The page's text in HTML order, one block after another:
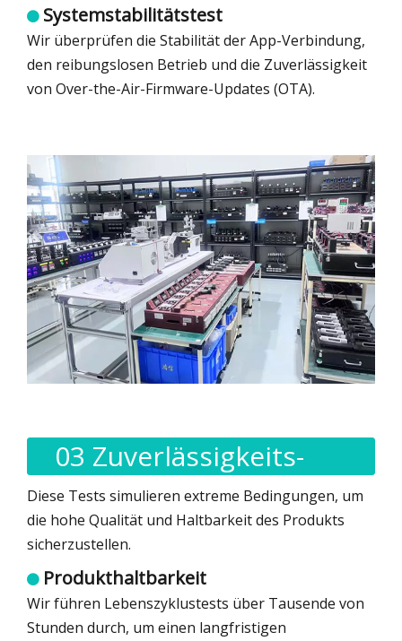
 Systemstabilitätstest
Wir überprüfen die Stabilität der App-Verbindung,
den reibungslosen Betrieb und die Zuverlässigkeit
von Over-the-Air-Firmware-Updates (OTA).
03 Zuverlässigkeits-
und Haltbarkeitstests
Diese Tests simulieren extreme Bedingungen, um
die hohe Qualität und Haltbarkeit des Produkts
sicherzustellen.
 Produkthaltbarkeit
Wir führen Lebenszyklustests über Tausende von
Stunden durch, um einen langfristigen